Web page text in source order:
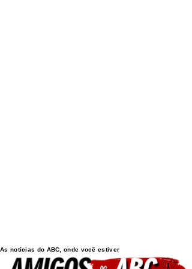
As notícias do ABC, onde você estiver